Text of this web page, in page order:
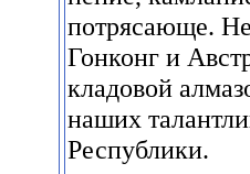
потрясающе.
Гонконг и
кладовой
наших
Республики.